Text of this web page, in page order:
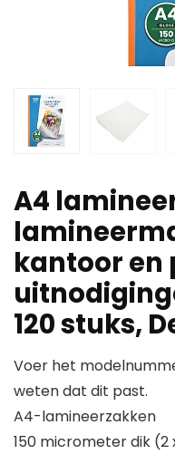
A4
kantoor en
120 stuks,
Voer het
weten dat dit past.
A4-lamineerzakken
150 micrometer dik (2